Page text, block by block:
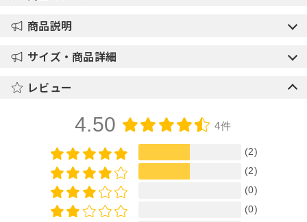
商品説明
サイズ・商品詳細
レビュー
4.50 4件
(2)
(2)
(0)
(0)